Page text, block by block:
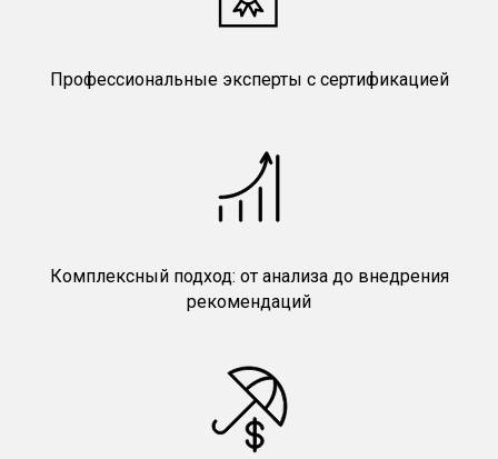
Профессиональные эксперты с сертификацией
Комплексный подход: от анализа до внедрения
рекомендаций